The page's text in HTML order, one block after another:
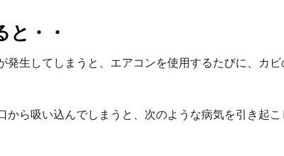
と・・
生してしまうと、エアコンを使用するたびに、カビ
ら吸い込んでしまうと、次のような病気を引き起こ